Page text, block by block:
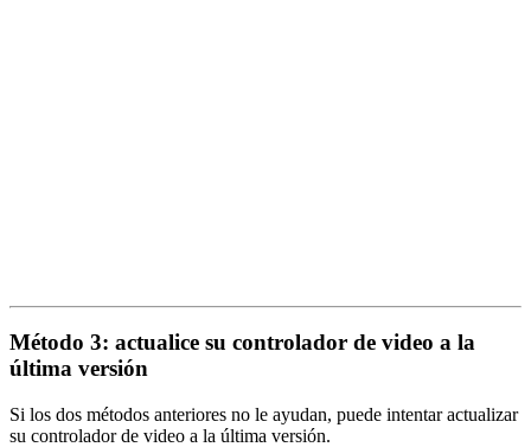
Método 3: actualice su controlador de video a la
última versión
Si los dos métodos anteriores no le ayudan, puede intentar actualizar
su controlador de video a la última versión.